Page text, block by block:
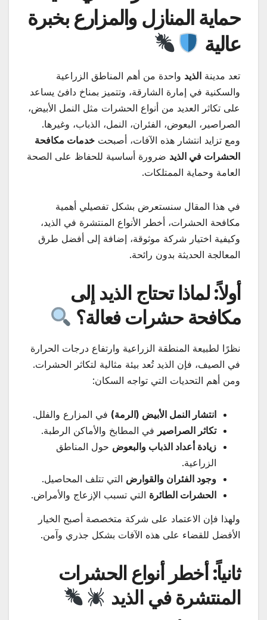
حماية المنازل والمزارع بخبرة
عالية
تعد مدينة الذيد واحدة من أهم المناطق الزراعية
والسكنية في إمارة الشارقة، وتتميز بمناخ دافئ يساعد
على تكاثر العديد من أنواع الحشرات مثل النمل الأبيض،
الصراصير، البعوض، الفئران، النمل، الذباب، وغيرها.
ومع تزايد انتشار هذه الآفات، أصبحت خدمات مكافحة
الحشرات في الذيد ضرورة أساسية للحفاظ على الصحة
العامة وحماية الممتلكات.
في هذا المقال سنستعرض بشكل تفصيلي أهمية
مكافحة الحشرات، أخطر الأنواع المنتشرة في الذيد،
وكيفية اختيار شركة موثوقة، إضافة إلى أفضل طرق
المعالجة الحديثة بدون رائحة.
أولاً: لماذا تحتاج الذيد إلى
مكافحة حشرات فعالة؟
نظرًا لطبيعة المنطقة الزراعية وارتفاع درجات الحرارة
في الصيف، فإن الذيد تُعد بيئة مثالية لتكاثر الحشرات.
ومن أهم التحديات التي تواجه السكان:
انتشار النمل الأبيض (الرمة) في المزارع والفلل.
تكاثر الصراصير في المطابخ والأماكن الرطبة.
زيادة أعداد الذباب والبعوض حول المناطق
الزراعية.
وجود الفئران والقوارض التي تتلف المحاصيل.
الحشرات الطائرة التي تسبب الإزعاج والأمراض.
ولهذا فإن الاعتماد على شركة متخصصة أصبح الخيار
الأفضل للقضاء على هذه الآفات بشكل جذري وآمن.
ثانياً: أخطر أنواع الحشرات
المنتشرة في الذيد